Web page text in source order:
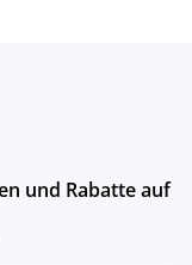
und Rabatte auf